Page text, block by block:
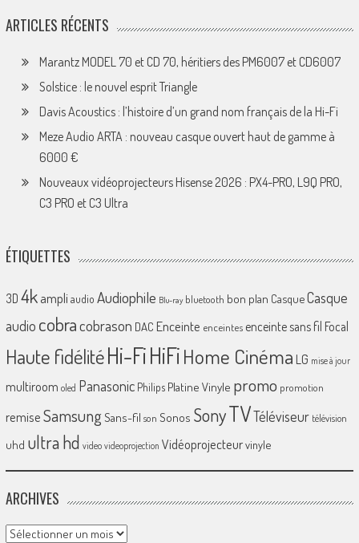
ARTICLES RÉCENTS
Marantz MODEL 70 et CD 70, héritiers des PM6007 et CD6007
Solstice : le nouvel esprit Triangle
Davis Acoustics : l’histoire d’un grand nom français de la Hi-Fi
Meze Audio ARTA : nouveau casque ouvert haut de gamme à
6000 €
Nouveaux vidéoprojecteurs Hisense 2026 : PX4-PRO, L9Q PRO,
C3 PRO et C3 Ultra
ÉTIQUETTES
3D 4k ampliaudio Audiophile Blu-ray bluetooth bon plan CasqueCasque
audio cobracobrason DAC Enceinte enceintes enceinte sans fil Focal
Haute fidélitéHi-FiHiFiHome Cinéma LG mise à jour
multiroom oled Panasonic Philips Platine Vinyle promo promotion
remiseSamsungSans-fil son Sonos SonyTVTéléviseur télévision
uhd ultra hd video videoprojection Vidéoprojecteurvinyle
ARCHIVES
Archives